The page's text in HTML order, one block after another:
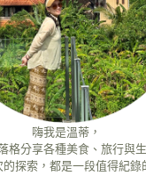
嗨我是溫蒂，
格分享各種美食、旅行與
探索，都是一段值得紀錄